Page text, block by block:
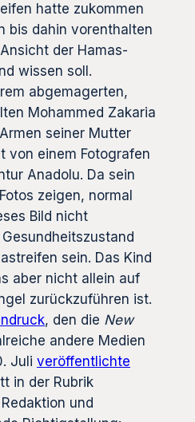
hatte zukommen
bis dahin vorenthalten
der Hamas-
wissen soll.
abgemagerten,
Mohammed Zakaria
seiner Mutter
von einem Fotografen
Anadolu. Da sein
zeigen, normal
Bild nicht
sein. Das Kind
aber nicht allein auf
zurückzuführen ist.
, den die New
andere Medien
Juli veröffentlichte
in der Rubrik
und